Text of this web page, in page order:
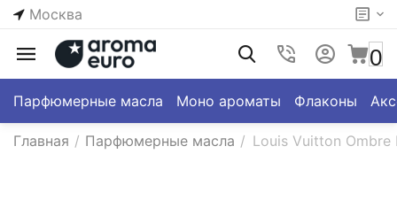
Москва
0
Парфюмерные масла Моно ароматы Флаконы
Главная / Парфюмерные масла / Louis Vuitton